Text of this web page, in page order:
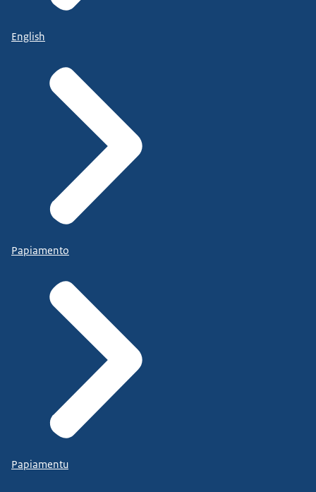
English
Papiamento
Papiamentu